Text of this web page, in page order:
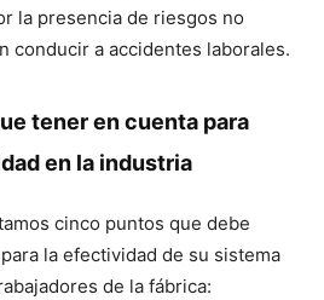
la presencia de riesgos no
conducir a accidentes laborales.
tener en cuenta para
en la industria
cinco puntos que debe
la efectividad de su sistema
de la fábrica: